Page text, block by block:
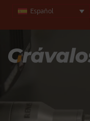
Español
Navegación principal